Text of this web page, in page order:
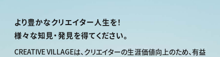
より豊かなクリエイター人生を！
様々な知見・発見を得てください。
CREATIVE VILLAGEは、 クリエイターの生涯価値向上のため、有益